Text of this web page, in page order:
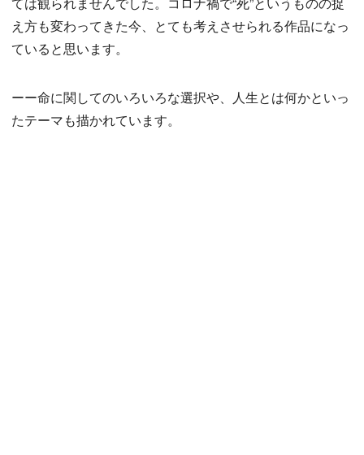
え方も変わってきた今、とても考えさせられる作品になっ
ていると思います。
ーー命に関してのいろいろな選択や、人生とは何かといっ
たテーマも描かれています。